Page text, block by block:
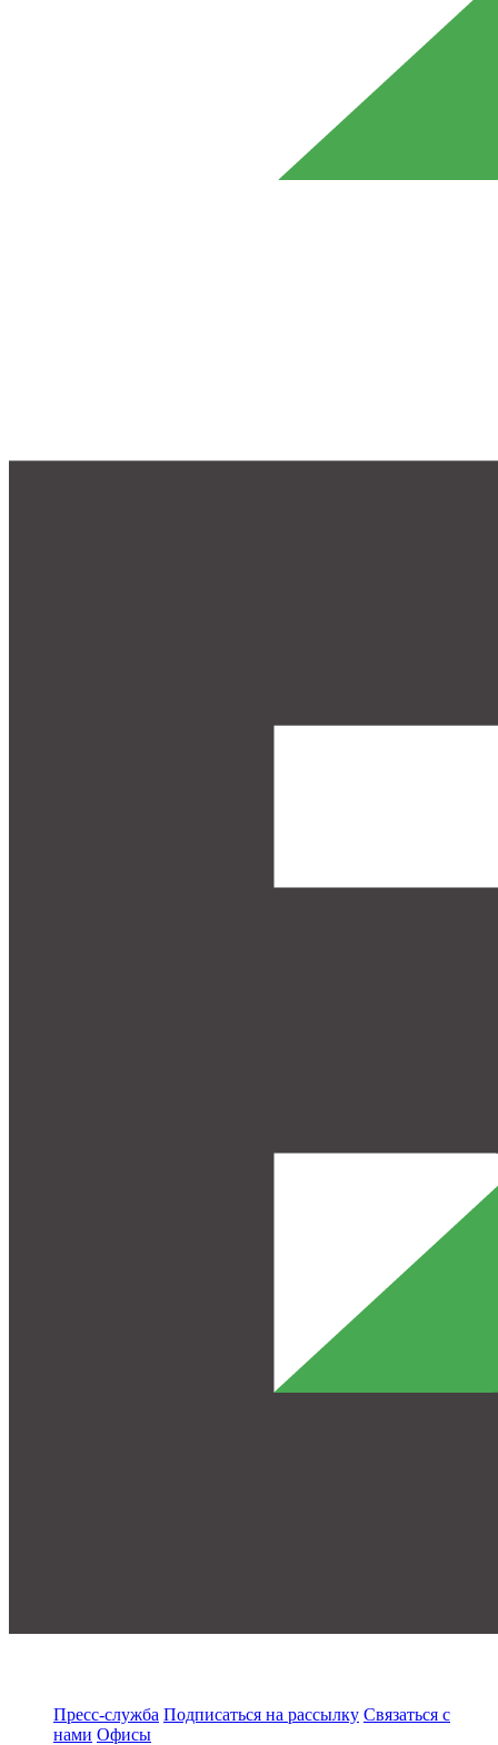
Пресс-служба Подписаться на рассылку Связаться с
нами Офисы